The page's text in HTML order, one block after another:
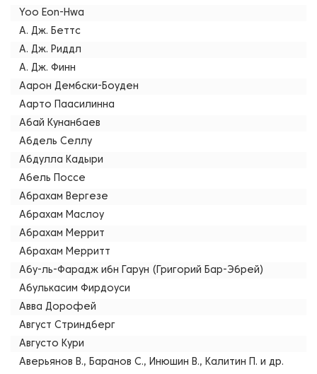
Yoo Eon-Hwa
А. Дж. Беттс
А. Дж. Риддл
А. Дж. Финн
Аарон Дембски-Боуден
Аарто Паасилинна
Абай Кунанбаев
Абдель Селлу
Абдулла Кадыри
Абель Поссе
Абрахам Вергезе
Абрахам Маслоу
Абрахам Меррит
Абрахам Мерритт
Абу-ль-Фарадж ибн Гарун (Григорий Бар-Эбрей)
Абулькасим Фирдоуси
Авва Дорофей
Август Стриндберг
Августо Кури
Аверьянов В., Баранов С., Инюшин В., Калитин П. и др.